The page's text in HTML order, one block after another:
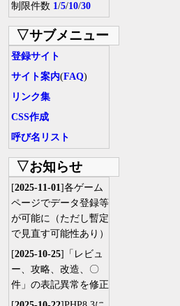
制限件数 1/5/10/30
▽サブメニュー
登録サイト
サイト案内(FAQ)
リンク集
CSS作成
呼び名リスト
▽お知らせ
[2025-11-01]各ゲーム
ページでデータ登録等
が可能に（ただし暫定
で見直す可能性あり）
[2025-10-25]「レビュ
ー、攻略、改造、〇
件」の表記異常を修正